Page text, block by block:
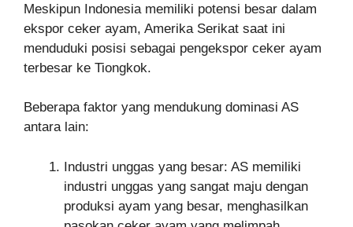
Meskipun Indonesia memiliki potensi besar dalam
ekspor ceker ayam, Amerika Serikat saat ini
menduduki posisi sebagai pengekspor ceker ayam
terbesar ke Tiongkok.
Beberapa faktor yang mendukung dominasi AS
antara lain:
Industri unggas yang besar: AS memiliki
industri unggas yang sangat maju dengan
produksi ayam yang besar, menghasilkan